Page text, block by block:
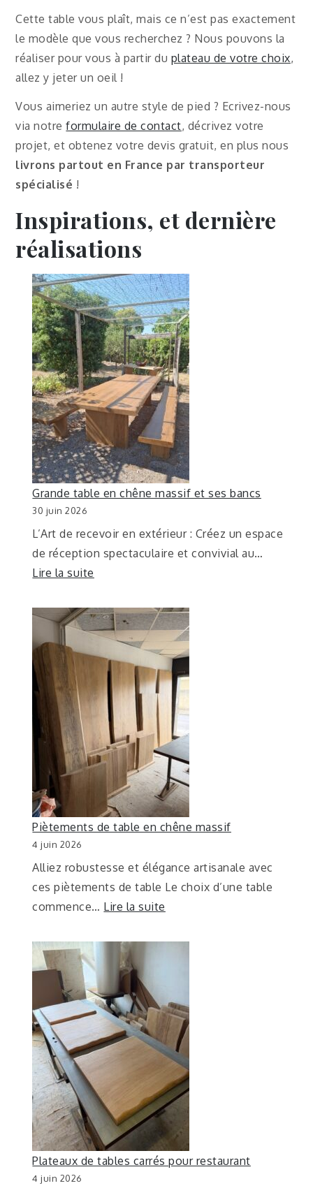
Cette table vous plaît, mais ce n’est pas exactement
le modèle que vous recherchez ? Nous pouvons la
réaliser pour vous à partir du plateau de votre choix,
allez y jeter un oeil !
Vous aimeriez un autre style de pied ? Ecrivez-nous
via notreformulaire de contact, décrivez votre
projet, et obtenez votre devis gratuit, en plus nous
livrons partout en France par transporteur
spécialisé !
Inspirations, et dernière
réalisations
Grande table en chêne massif et ses bancs
30 juin 2026
L’Art de recevoir en extérieur : Créez un espace
de réception spectaculaire et convivial au…
Lire la suite
Piètements de table en chêne massif
4 juin 2026
Alliez robustesse et élégance artisanale avec
ces piètements de table Le choix d’une table
commence… Lire la suite
Plateaux de tables carrés pour restaurant
4 juin 2026